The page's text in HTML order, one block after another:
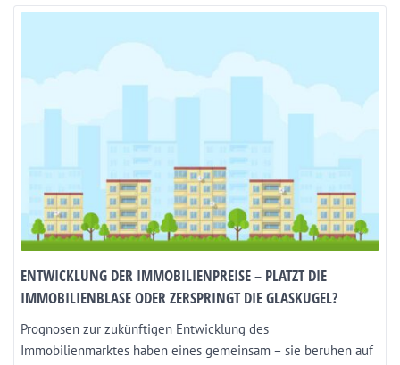
ENTWICKLUNG DER IMMOBILIENPREISE – PLATZT DIE
IMMOBILIENBLASE ODER ZERSPRINGT DIE GLASKUGEL?
Prognosen zur zukünftigen Entwicklung des
Immobilienmarktes haben eines gemeinsam – sie beruhen auf